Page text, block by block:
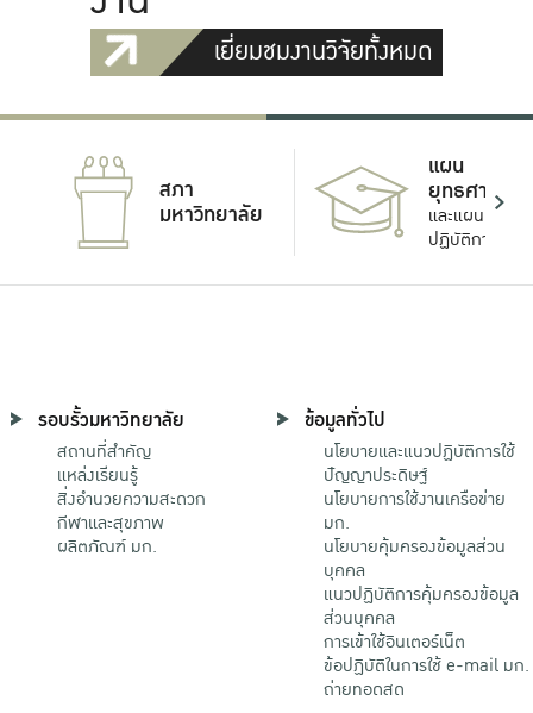
เยี่ยมชมงานวิจัยทั้งหมด
สภา
มหาวิทยาลัย
แผน
ยุทธศาสตร์
และแผน
ปฏิบัติการ
รอบรั้วมหาวิทยาลัย
สถานที่สำคัญ
แหล่งเรียนรู้
สิ่งอำนวยความสะดวก
กีฬาและสุขภาพ
ผลิตภัณฑ์ มก.
ข้อมูลทั่วไป
นโยบายและแนวปฏิบัติการใช้
ปัญญาประดิษฐ์
นโยบายการใช้งานเครือข่าย
มก.
นโยบายคุ้มครองข้อมูลส่วน
บุคคล
แนวปฏิบัติการคุ้มครองข้อมูล
ส่วนบุคคล
การเข้าใช้อินเตอร์เน็ต
ข้อปฏิบัติในการใช้ e-mail มก.
ถ่ายทอดสด